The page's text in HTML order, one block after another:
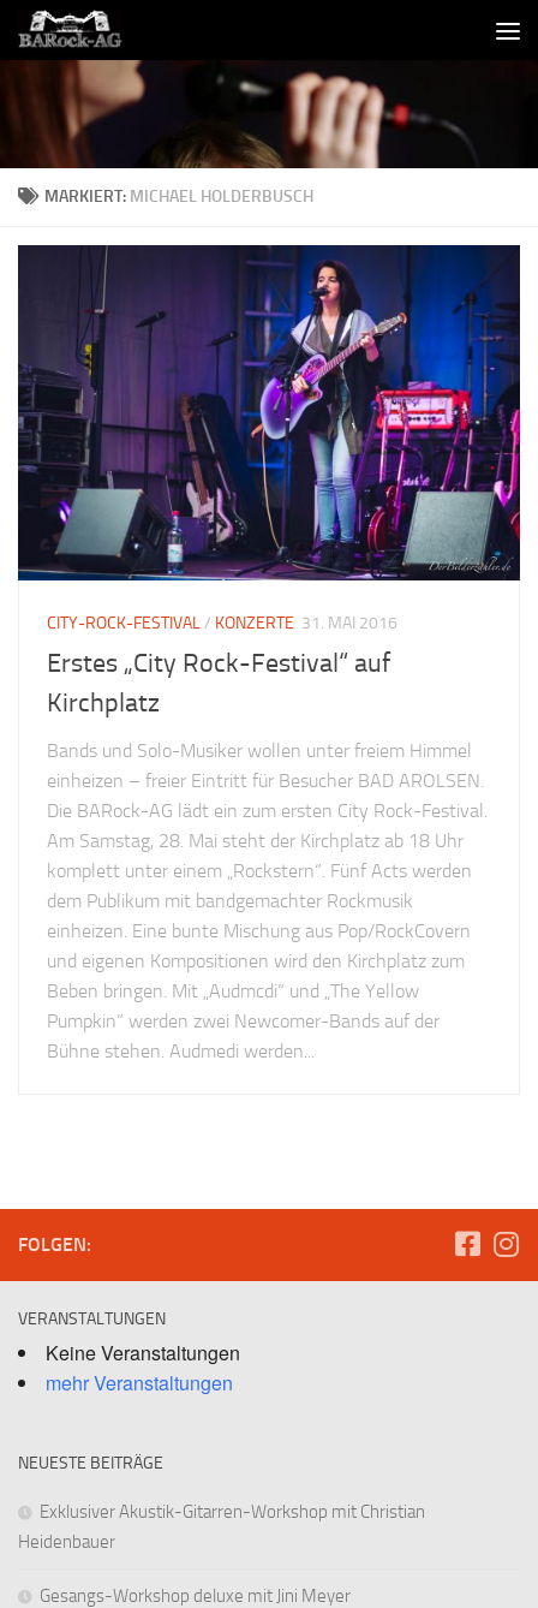
Skip to content
MARKIERT: MICHAEL HOLDERBUSCH
CITY-ROCK-FESTIVAL/ KONZERTE 31. MAI 2016
Erstes „City Rock-Festival“ auf
Kirchplatz
Bands und Solo-Musiker wollen unter freiem Himmel
einheizen – freier Eintritt für Besucher BAD AROLSEN.
Die BARock-AG lädt ein zum ersten City Rock-Festival.
Am Samstag, 28. Mai steht der Kirchplatz ab 18 Uhr
komplett unter einem „Rockstern“. Fünf Acts werden
dem Publikum mit bandgemachter Rockmusik
einheizen. Eine bunte Mischung aus Pop/RockCovern
und eigenen Kompositionen wird den Kirchplatz zum
Beben bringen. Mit „Audmcdi“ und „The Yellow
Pumpkin“ werden zwei Newcomer-Bands auf der
Bühne stehen. Audmedi werden...
FOLGEN:
VERANSTALTUNGEN
Keine Veranstaltungen
mehr Veranstaltungen
NEUESTE BEITRÄGE
Exklusiver Akustik-Gitarren-Workshop mit Christian
Heidenbauer
Gesangs-Workshop deluxe mit Jini Meyer